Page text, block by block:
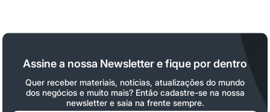
Assine a nossa Newsletter e fique por dentro
Quer receber materiais, notícias, atualizações do mundo
dos negócios e muito mais? Então cadastre-se na nossa
newsletter e saia na frente sempre.